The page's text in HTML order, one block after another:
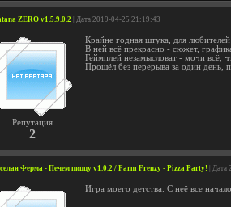
ZERO v1.5.9.0.2 | Дата 2019-04-25 21:19:43
Репутация
2
Крайне годная штука, для
В ней всё прекрасно - сюжет,
Геймплей незамысловат - мочи всё,
Прошёл без перерыва за один день,
Ферма - Печем пиццу v1.0.2 / Farm Frenzy - Pizza Party! |
Игра моего детства. С неё все